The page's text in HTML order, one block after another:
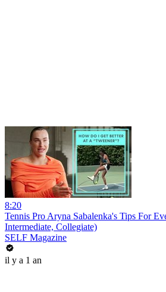
8:20
Tennis Pro Aryna Sabalenka's Tips For
Intermediate, Collegiate)
SELF Magazine
il y a 1 an